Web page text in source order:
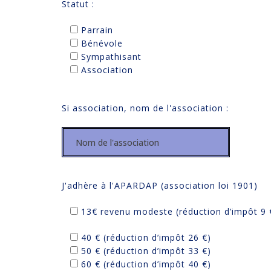
Statut :
Parrain
Bénévole
Sympathisant
Association
Si association, nom de l'association :
J'adhère à l'APARDAP (association loi 1901)
13€ revenu modeste (réduction d’impôt 9
40 € (réduction d’impôt 26 €)
50 € (réduction d’impôt 33 €)
60 € (réduction d’impôt 40 €)